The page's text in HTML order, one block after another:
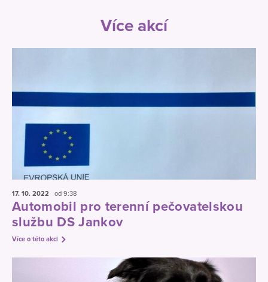
Více akcí
17. 10. 2022 od 9:38
Automobil pro terenní pečovatelskou
službu DS Jankov
Více o této akci